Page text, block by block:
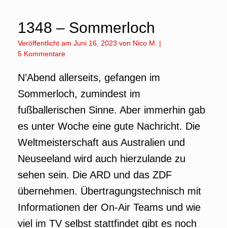
1348 – Sommerloch
Veröffentlicht am Juni 16, 2023 von Nico M.
|
5 Kommentare
N’Abend allerseits, gefangen im
Sommerloch, zumindest im
fußballerischen Sinne. Aber immerhin gab
es unter Woche eine gute Nachricht. Die
Weltmeisterschaft aus Australien und
Neuseeland wird auch hierzulande zu
sehen sein. Die ARD und das ZDF
übernehmen. Übertragungstechnisch mit
Informationen der On-Air Teams und wie
viel im TV selbst stattfindet gibt es noch